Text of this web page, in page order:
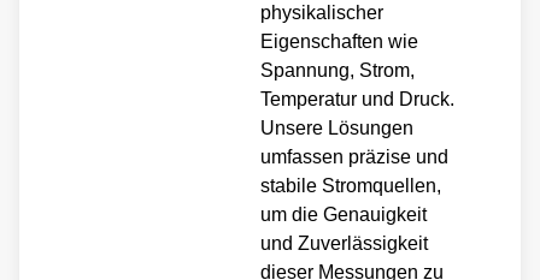
physikalischer
Eigenschaften wie
Spannung, Strom,
Temperatur und Druck.
Unsere Lösungen
umfassen präzise und
stabile Stromquellen,
um die Genauigkeit
und Zuverlässigkeit
dieser Messungen zu